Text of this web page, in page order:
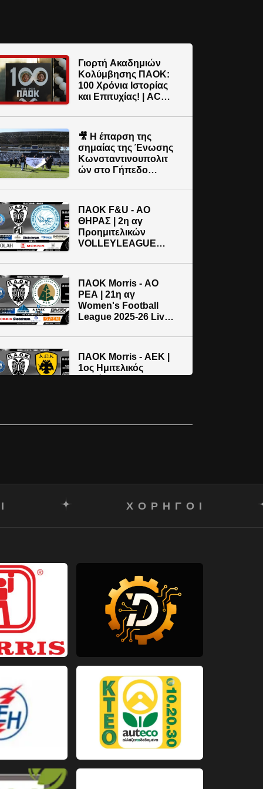
Γιορτή Ακαδημιών
Κολύμβησης ΠΑΟΚ:
100 Χρόνια Ιστορίας
και Επιτυχίας! | AC
🎥 Η έπαρση της
σημαίας της Ένωσης
Κωνσταντινουπολιτ
ών στο Γήπεδο
TV
ΠΑΟΚ F&U - ΑΟ
ΘΗΡΑΣ | 2η αγ
Προημιτελικών
VOLLEYLEAGUE
Live streaming
ΠΑΟΚ Morris - ΑΟ
ΡΕΑ | 21η αγ
Women's Football
League 2025-26 Live
TV
ΠΑΟΚ Morris - AEK |
1ος Hμιτελικός
ΧΟΡΗΓΟΙ